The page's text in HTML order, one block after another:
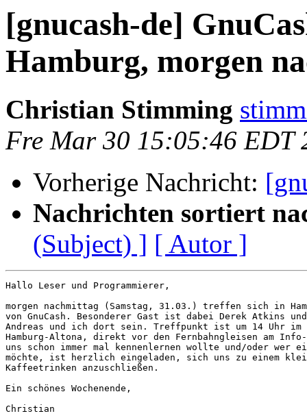
[gnucash-de]
Hamburg, morgen
Christian Stimming
Fre Mar 30 15:05:46 EDT
Vorherige Nachricht:
Nachrichten sortiert
(Subject) ] [ Autor ]
Hallo Leser und Programmierer,
morgen nachmittag (Samstag, 31.03.) treffen sich in
von GnuCash. Besonderer Gast ist dabei Derek Atkins
Andreas und ich dort sein. Treffpunkt ist um 14 Uhr im
Hamburg-Altona, direkt vor den Fernbahngleisen am
uns schon immer mal kennenlernen wollte und/oder wer
möchte, ist herzlich eingeladen, sich uns zu einem
Kaffeetrinken anzuschließen.
Ein schönes Wochenende,
Christian